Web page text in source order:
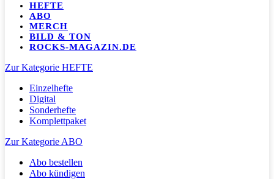
HEFTE
ABO
MERCH
BILD & TON
ROCKS-MAGAZIN.DE
Zur Kategorie HEFTE
Einzelhefte
Digital
Sonderhefte
Komplettpaket
Zur Kategorie ABO
Abo bestellen
Abo kündigen